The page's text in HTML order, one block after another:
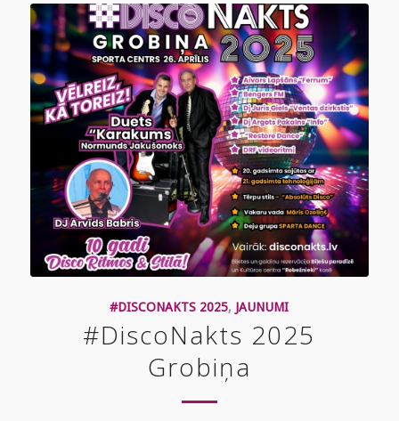
#DISCONAKTS 2025, JAUNUMI
#DiscoNakts 2025
Grobiņa